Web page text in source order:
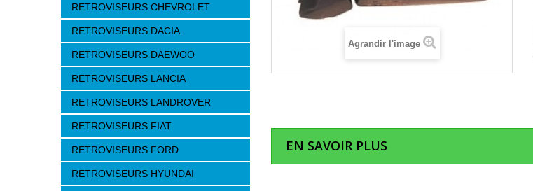
RETROVISEURS CHEVROLET
RETROVISEURS DACIA
RETROVISEURS DAEWOO
RETROVISEURS LANCIA
RETROVISEURS LANDROVER
RETROVISEURS FIAT
RETROVISEURS FORD
RETROVISEURS HYUNDAI
Agrandir l'image
EN SAVOIR PLUS